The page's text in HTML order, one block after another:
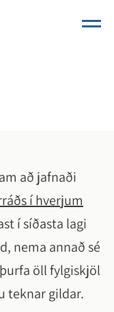
að jafnaði
í hverjum
í síðasta lagi
nema annað sé
öll fylgiskjöl
teknar gildar.